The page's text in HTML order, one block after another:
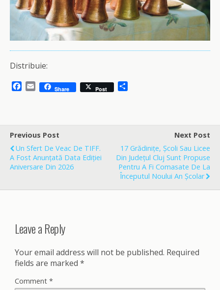
Distribuie:
b
o
o
k
E
m
l
Share Post
e
Previous Post
Un Sfert De Veac De TIFF.
A Fost Anunțată Data Ediției
Aniversare Din 2026
Next Post
17 Grădinițe, Școli Sau Licee
Din Județul Cluj Sunt Propuse
Pentru A Fi Comasate De La
Începutul Noului An Școlar
Leave a Reply
Your email address will not be published. Required
fields are marked *
Comment *